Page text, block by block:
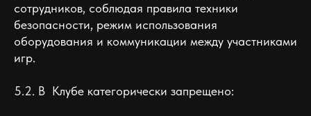
сотрудников, соблюдая правила техники
безопасности, режим использования
оборудования и коммуникации между участниками
игр.
5.2. В Клубе категорически запрещено: